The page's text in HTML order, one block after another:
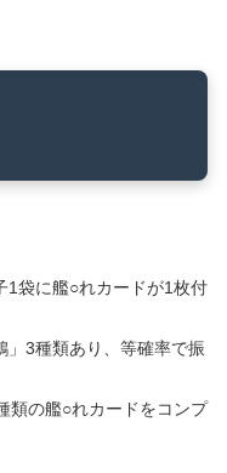
1袋に艦○れカードが1枚付
」3種類あり、等確率で振
類の艦○れカードをコンプ